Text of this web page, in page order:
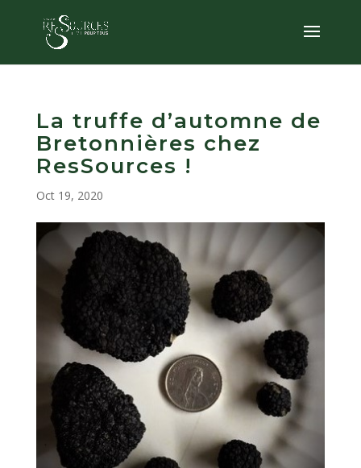
La truffe d’automne de
Bretonnières chez
ResSources !
Oct 19, 2020